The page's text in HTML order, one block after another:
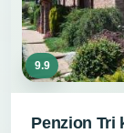
9.9
Penzion Tri